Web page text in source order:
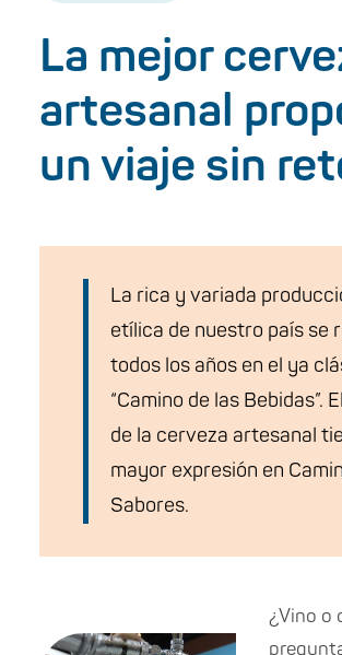
La mejor
artesanal
un viaje sin
La rica y variada
etílica de nuestro país se
todos los años en el ya
“Camino de las Bebidas”.
de la cerveza artesanal
mayor expresión en
Sabores.
¿Vino o